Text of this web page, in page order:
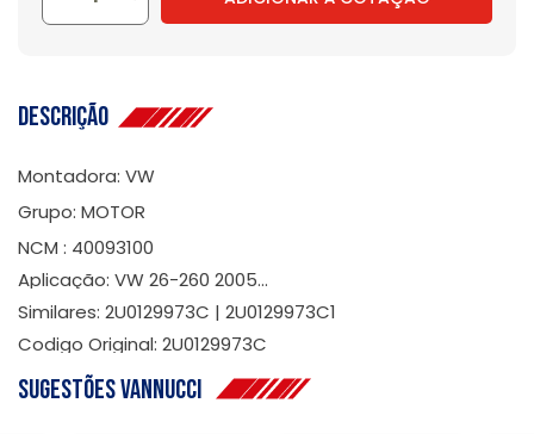
Descrição
Montadora: VW
Grupo: MOTOR
NCM : 40093100
Aplicação: VW 26-260 2005...
Similares: 2U0129973C | 2U0129973C1
Codigo Original: 2U0129973C
Sugestões Vannucci